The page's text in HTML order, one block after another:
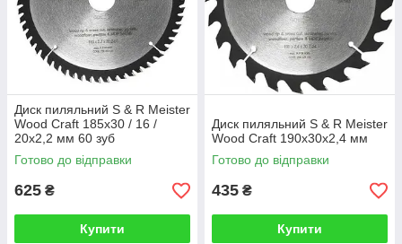
Диск пиляльний S & R Meister
Wood Craft 185x30 / 16 /
20x2,2 мм 60 зуб
Готово до відправки
625 ₴
Купити
Диск пиляльний S & R Meister
Wood Craft 190x30x2,4 мм
Готово до відправки
435 ₴
Купити